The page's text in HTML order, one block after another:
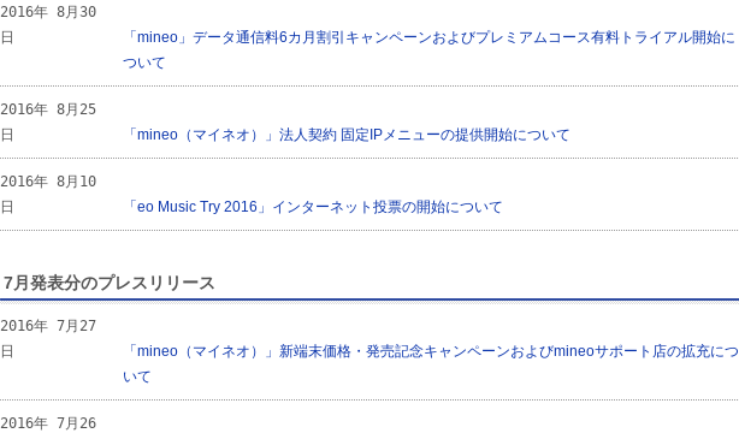
2016年 8月30
日
「mineo」データ通信料6カ月割引キャンペーンおよびプレミアムコース有料トライアル開始に
ついて
2016年 8月25
日
「mineo（マイネオ）」法人契約 固定IPメニューの提供開始について
2016年 8月10
日
「eo Music Try 2016」インターネット投票の開始について
7月発表分のプレスリリース
2016年 7月27
日
「mineo（マイネオ）」新端末価格・発売記念キャンペーンおよびmineoサポート店の拡充につ
いて
2016年 7月26